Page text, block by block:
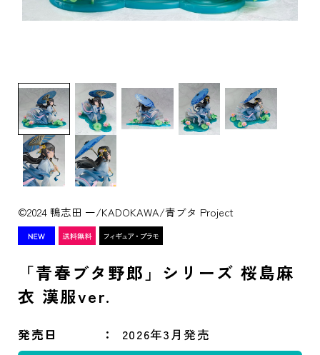
©2024 鴨志田 一/KADOKAWA/青ブタ Project
「青春ブタ野郎」シリーズ 桜島麻
衣 漢服ver.
発売日 2026年3月発売